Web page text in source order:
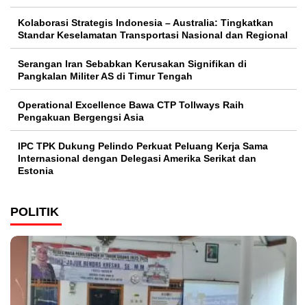
Kolaborasi Strategis Indonesia – Australia: Tingkatkan
Standar Keselamatan Transportasi Nasional dan Regional
Serangan Iran Sebabkan Kerusakan Signifikan di
Pangkalan Militer AS di Timur Tengah
Operational Excellence Bawa CTP Tollways Raih
Pengakuan Bergengsi Asia
IPC TPK Dukung Pelindo Perkuat Peluang Kerja Sama
Internasional dengan Delegasi Amerika Serikat dan
Estonia
POLITIK